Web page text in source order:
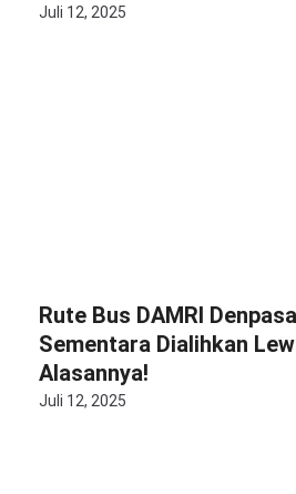
Juli 12, 2025
Rute Bus DAMRI
Sementara Dialihkan
Alasannya!
Juli 12, 2025